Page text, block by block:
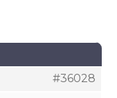
#36028